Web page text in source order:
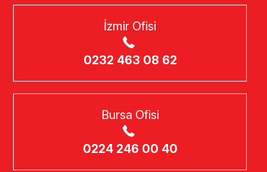
İzmir Ofisi
0232 463 08 62
Bursa Ofisi
0224 246 00 40